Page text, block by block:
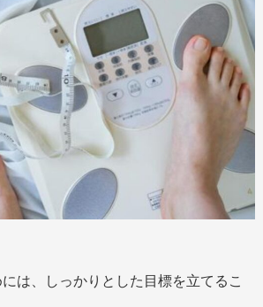
は、しっかりとした目標を立てるこ